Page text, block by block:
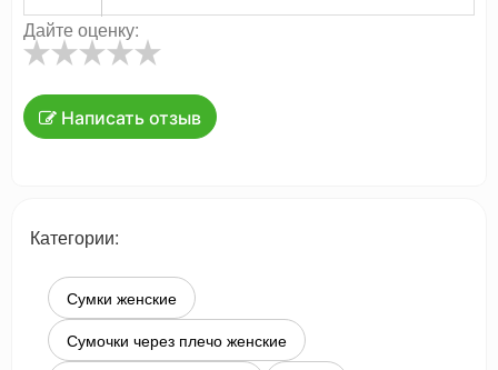
Дайте оценку:
Написать отзыв
Категории:
Сумки женские
Сумочки через плечо женские